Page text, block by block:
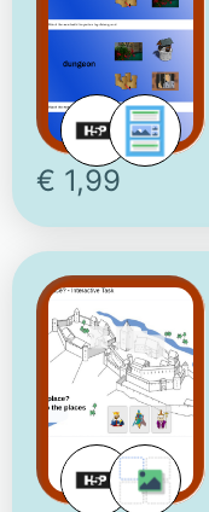
€ 1,99